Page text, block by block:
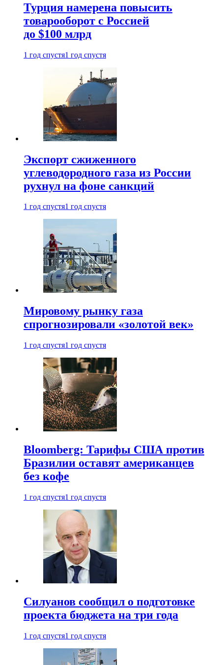
Турция намерена повысить
товарооборот с Россией
до $100 млрд
1 год спустя1 год спустя
Экспорт сжиженного
углеводородного газа из России
рухнул на фоне санкций
1 год спустя1 год спустя
Мировому рынку газа
спрогнозировали «золотой век»
1 год спустя1 год спустя
Bloomberg: Тарифы США против
Бразилии оставят американцев
без кофе
1 год спустя1 год спустя
Силуанов сообщил о подготовке
проекта бюджета на три года
1 год спустя1 год спустя